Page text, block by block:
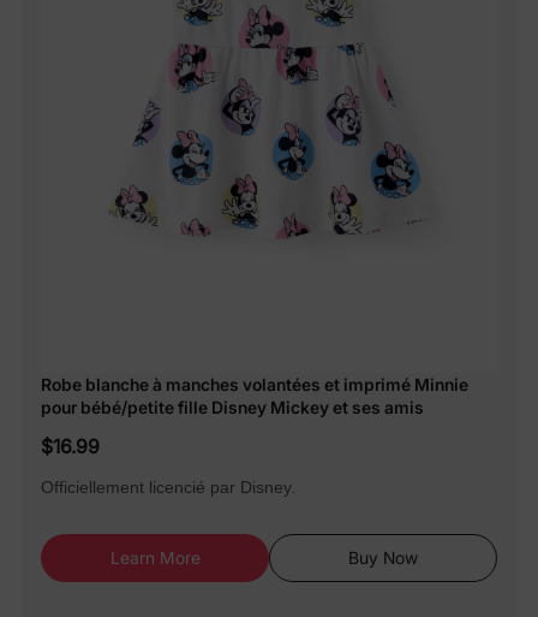
Robe blanche à manches volantées et imprimé Minnie
pour bébé/petite fille Disney Mickey et ses amis
$16.99
Officiellement licencié par Disney.
Learn More Buy Now